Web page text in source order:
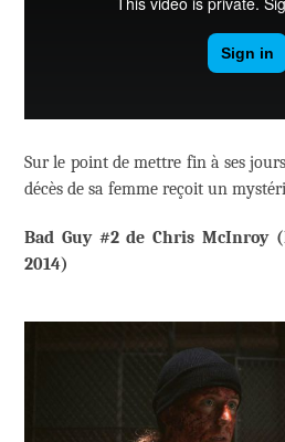
Sur le point de mettre fin à ses
décès de sa femme reçoit un
Bad Guy #2 de Chris McInroy
2014)